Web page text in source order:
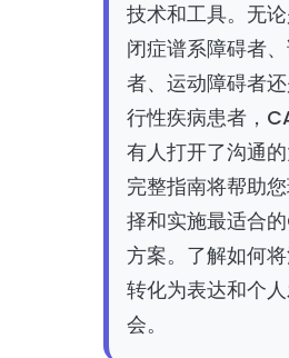
技术和工具。无
闭症谱系障碍者
者、运动障碍者
行性疾病患者，
有人打开了沟通
完整指南将帮助
择和实施最适合
方案。了解如何
转化为表达和个
会。